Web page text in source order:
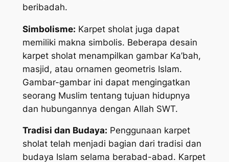
beribadah.
Simbolisme: Karpet sholat juga dapat
memiliki makna simbolis. Beberapa desain
karpet sholat menampilkan gambar Ka’bah,
masjid, atau ornamen geometris Islam.
Gambar-gambar ini dapat mengingatkan
seorang Muslim tentang tujuan hidupnya
dan hubungannya dengan Allah SWT.
Tradisi dan Budaya: Penggunaan karpet
sholat telah menjadi bagian dari tradisi dan
budaya Islam selama berabad-abad. Karpet